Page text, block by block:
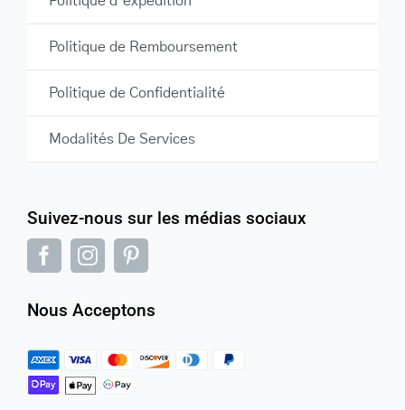
Suivez-nous sur les médias sociaux
Nous Acceptons
Politique de Remboursement
Politique de Confidentialité
Modalités De Services